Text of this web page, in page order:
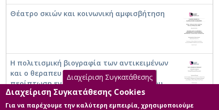
Θέατρο σκιών και κοινωνική αμφισβήτηση
Η πολιτισμική βιογραφία των αντικειμένων
και ο θεραπευτικός ρόλος της τέχνης: Η
περίπτωση ενός βιωματικού εργαστηρίου
φυτικών βαφών στο Κέντρο Ψυχικής Υγείας
Χανίων
Διαχείριση Συγκατάθεσης
Διαχείριση Συγκατάθεσης Cookies
Για να παρέχουμε την καλύτερη εμπειρία, χρησιμοποιούμε